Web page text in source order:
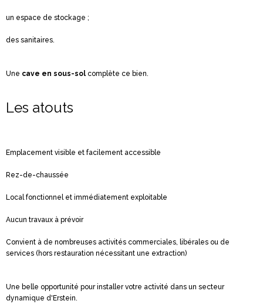
un espace de stockage ;
des sanitaires.
Une cave en sous-sol complète ce bien.
Les atouts
Emplacement visible et facilement accessible
Rez-de-chaussée
Local fonctionnel et immédiatement exploitable
Aucun travaux à prévoir
Convient à de nombreuses activités commerciales, libérales ou de
services (hors restauration nécessitant une extraction)
Une belle opportunité pour installer votre activité dans un secteur
dynamique d'Erstein.